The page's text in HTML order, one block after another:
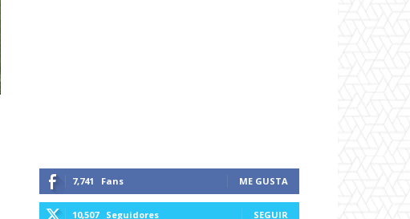
7,741 Fans ME GUSTA
10,507 Seguidores SEGUIR